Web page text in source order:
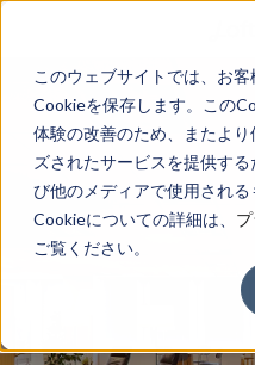
このウェブサイトでは、お
Cookieを保存します。この
体験の改善のため、またよ
ズされたサービスを提供す
び他のメディアで使用され
Cookieについての詳細は、
ご覧ください。